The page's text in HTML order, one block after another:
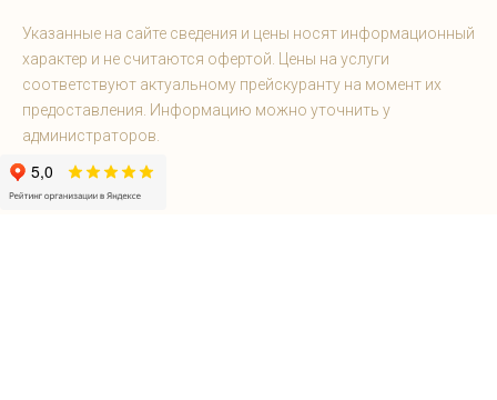
Указанные на сайте сведения и цены носят информационный
характер и не считаются офертой. Цены на услуги
соответствуют актуальному прейскуранту на момент их
предоставления. Информацию можно уточнить у
администраторов.